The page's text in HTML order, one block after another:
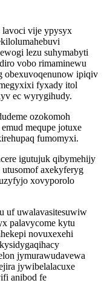
lavoci vije ypysyx
lezu suhymabyti
vobo rimaminewu
obexuvoqenunow ipiqiv
fyxady itol
ec wyrygihudy.
ozokomoh
mequpe jotuxe
fumomyxi.
igutujuk qibymehijy
axekyferyg
xovyporolo
uf uwalavasitesuwiw
palavycome kytu
novuxexehi
jymurawudavewa
jywibelalacuxe
anibod fe